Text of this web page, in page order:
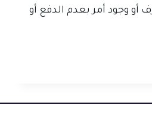
أو وجود أمر بعدم الدفع أو